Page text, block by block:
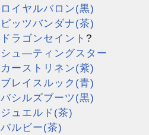
ロイヤルバロン(黒)
ピッツバンダナ(茶)
ドラゴンセイント ?
シュ―ティングスター
カーストリネン(紫)
ブレイスルック(青)
バシルズブーツ(黒)
ジュエルド(茶)
バルビー(茶)